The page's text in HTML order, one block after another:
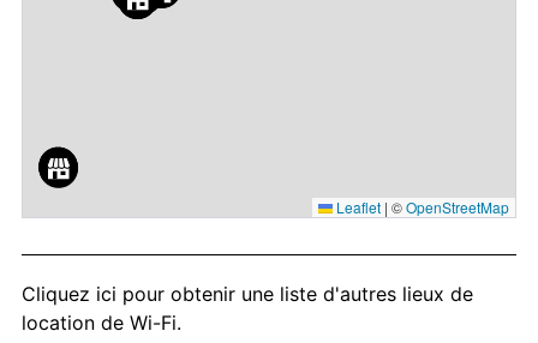
Leaflet | ©OpenStreetMap
Cliquez ici pour obtenir une liste d'autres lieux de
location de Wi-Fi.